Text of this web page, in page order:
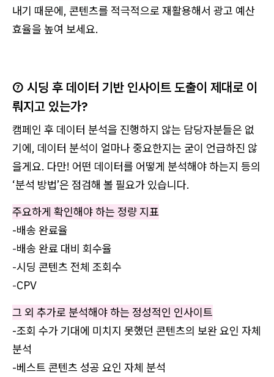
내기 때문에, 콘텐츠를 적극적으로 재활용해서 광고 예산
효율을 높여 보세요.
⑦ 시딩 후 데이터 기반 인사이트 도출이 제대로 이
뤄지고 있는가?
캠페인 후 데이터 분석을 진행하지 않는 담당자분들은 없
기에, 데이터 분석이 얼마나 중요한지는 굳이 언급하진 않
을게요. 다만! 어떤 데이터를 어떻게 분석해야 하는지 등의
‘분석 방법’은 점검해 볼 필요가 있습니다.
주요하게 확인해야 하는 정량 지표
-배송 완료율
-배송 완료 대비 회수율
-시딩 콘텐츠 전체 조회수
-CPV
그 외 추가로 분석해야 하는 정성적인 인사이트
-조회 수가 기대에 미치지 못했던 콘텐츠의 보완 요인 자체
분석
-베스트 콘텐츠 성공 요인 자체 분석